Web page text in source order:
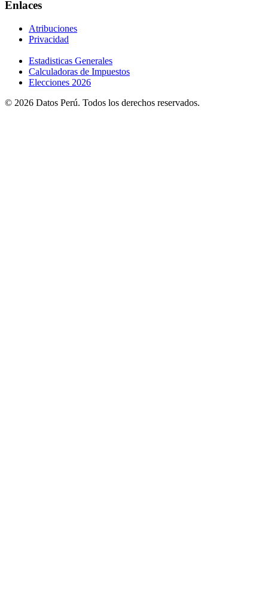
Enlaces
Atribuciones
Privacidad
Estadisticas Generales
Calculadoras de Impuestos
Elecciones 2026
© 2026 Datos Perú. Todos los derechos reservados.